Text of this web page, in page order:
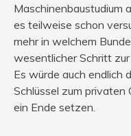
Maschinenbaustudium
es teilweise schon
mehr in welchem
wesentlicher Schritt
Es würde auch endlich
Schlüssel zum privaten
ein Ende setzen.